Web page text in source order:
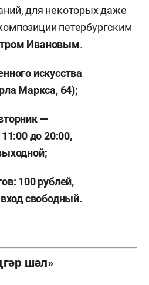
для некоторых даже
петербургским
Ивановым.
искусства
Маркса, 64);
—
до 20:00,
100 рублей,
свободный.
шәл»